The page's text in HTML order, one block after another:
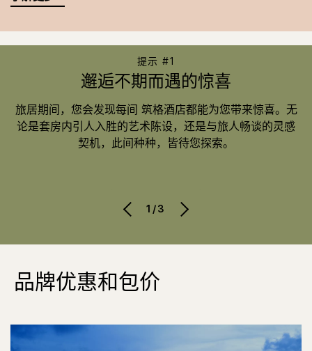
提示 #1
邂逅不期而遇的惊喜
旅居期间，您会发现每间 筑格酒店都能为您带来惊喜。无
论是套房内引人入胜的艺术陈设，还是与旅人畅谈的灵感
契机，此间种种，皆待您探索。
1/3
品牌优惠和包价